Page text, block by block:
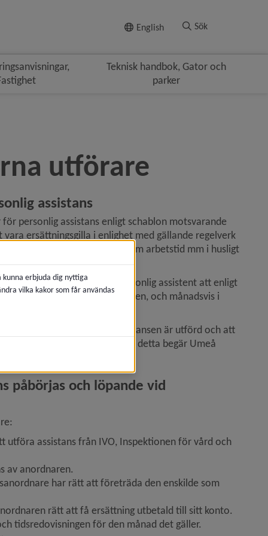
English Sök
Teknisk handbok, Gator och
parker
utförare
assistans
personlig assistans enligt schablon motsvarande
ersättningsgilla i enlighet med gällande regelverk
(1993:387), Lag (1970:943) om arbetstid mm i husligt
gällande kollektivavtal.
uppdragsgivare åt en personlig assistent att enligt
vid ändrade förhållanden, och månadsvis i
under förutsättning att assistansen är utförd och att
för att kunna ta ställning till detta begär Umeå
påbörjas och löpande vid
assistans från IVO, Inspektionen för vård och
av anordnaren.
har rätt att företräda den enskilde som
rätt att få ersättning utbetald till sitt konto.
tidsredovisningen för den månad det gäller.
erbjuda dig nyttiga
vilka kakor som får användas